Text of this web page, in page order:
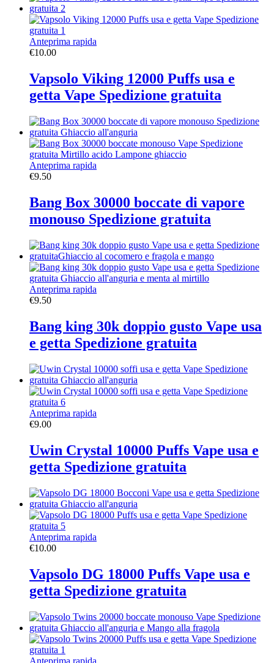
Anteprima rapida
€10.00
Vapsolo Viking 12000 Puffs usa e
getta Vape Spedizione gratuita
Anteprima rapida
€9.50
Bang Box 30000 boccate di vapore
monouso Spedizione gratuita
Anteprima rapida
€9.50
Bang king 30k doppio gusto Vape usa
e getta Spedizione gratuita
Anteprima rapida
€9.00
Uwin Crystal 10000 Puffs Vape usa e
getta Spedizione gratuita
Anteprima rapida
€10.00
Vapsolo DG 18000 Puffs Vape usa e
getta Spedizione gratuita
Anteprima rapida